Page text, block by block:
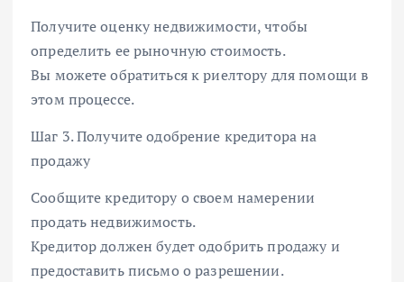
Получите оценку недвижимости, чтобы
определить ее рыночную стоимость.
Вы можете обратиться к риелтору для помощи в
этом процессе.
Шаг 3. Получите одобрение кредитора на
продажу
Сообщите кредитору о своем намерении
продать недвижимость.
Кредитор должен будет одобрить продажу и
предоставить письмо о разрешении.